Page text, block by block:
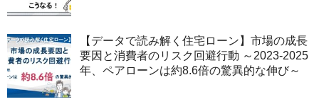
【データで読み解く住宅ローン】市場の成長
要因と消費者のリスク回避行動 ～2023-2025
年、ペアローンは約8.6倍の驚異的な伸び～